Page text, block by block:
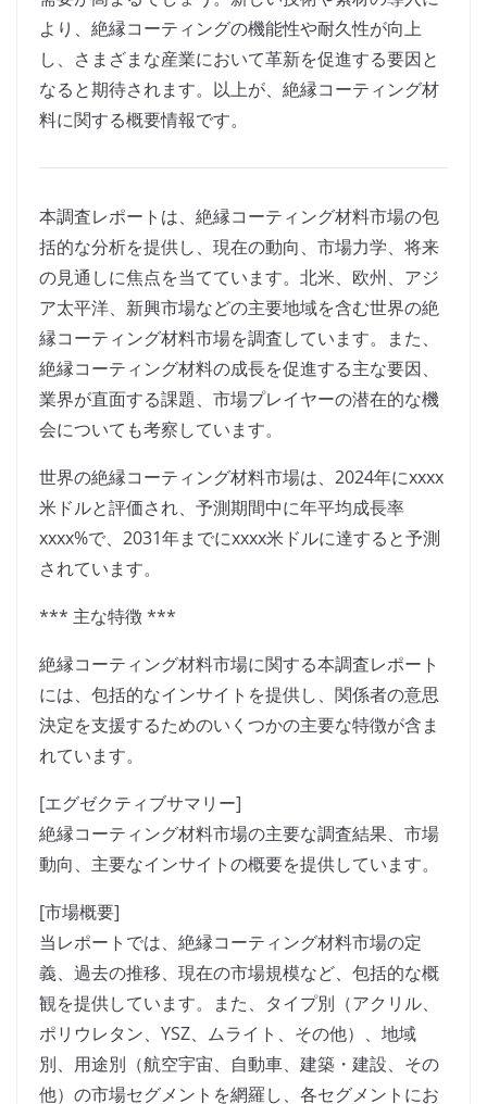
より、絶縁コーティングの機能性や耐久性が向上
し、さまざまな産業において革新を促進する要因と
なると期待されます。以上が、絶縁コーティング材
料に関する概要情報です。
本調査レポートは、絶縁コーティング材料市場の包
括的な分析を提供し、現在の動向、市場力学、将来
の見通しに焦点を当てています。北米、欧州、アジ
ア太平洋、新興市場などの主要地域を含む世界の絶
縁コーティング材料市場を調査しています。また、
絶縁コーティング材料の成長を促進する主な要因、
業界が直面する課題、市場プレイヤーの潜在的な機
会についても考察しています。
世界の絶縁コーティング材料市場は、2024年にxxxx
米ドルと評価され、予測期間中に年平均成長率
xxxx%で、2031年までにxxxx米ドルに達すると予測
されています。
*** 主な特徴 ***
絶縁コーティング材料市場に関する本調査レポート
には、包括的なインサイトを提供し、関係者の意思
決定を支援するためのいくつかの主要な特徴が含ま
れています。
[エグゼクティブサマリー]
絶縁コーティング材料市場の主要な調査結果、市場
動向、主要なインサイトの概要を提供しています。
[市場概要]
当レポートでは、絶縁コーティング材料市場の定
義、過去の推移、現在の市場規模など、包括的な概
観を提供しています。また、タイプ別（アクリル、
ポリウレタン、YSZ、ムライト、その他）、地域
別、用途別（航空宇宙、自動車、建築・建設、その
他）の市場セグメントを網羅し、各セグメントにお